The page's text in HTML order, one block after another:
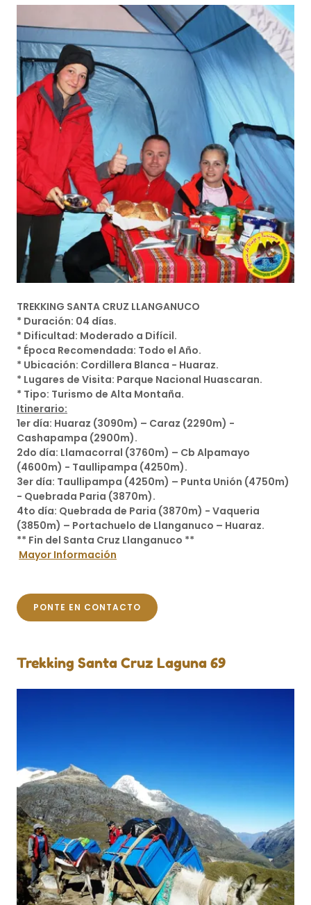
TREKKING SANTA CRUZ LLANGANUCO
* Duración: 04 días.
* Dificultad: Moderado a Difícil.
* Época Recomendada: Todo el Año.
* Ubicación: Cordillera Blanca - Huaraz.
* Lugares de Visita: Parque Nacional Huascaran.
* Tipo: Turismo de Alta Montaña.
Itinerario:
1er día: Huaraz (3090m) – Caraz (2290m) -
Cashapampa (2900m).
2do día: Llamacorral (3760m) – Cb Alpamayo
(4600m) - Taullipampa (4250m).
3er día: Taullipampa (4250m) – Punta Unión (4750m)
- Quebrada Paria (3870m).
4to día: Quebrada de Paria (3870m) - Vaqueria
(3850m) – Portachuelo de Llanganuco – Huaraz.
** Fin del Santa Cruz Llanganuco **
Mayor Información
PONTE EN CONTACTO
Trekking Santa Cruz Laguna 69